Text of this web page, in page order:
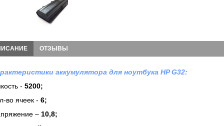
ОТЗЫВЫ
аккумулятора для ноутбука HP G32:
- 5200;
во ячеек - 6;
– 10,8;